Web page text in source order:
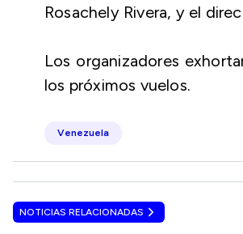
Rosachely Rivera, y el
Los organizadores
los próximos vuelos.
Venezuela
NOTICIAS RELACIONADAS